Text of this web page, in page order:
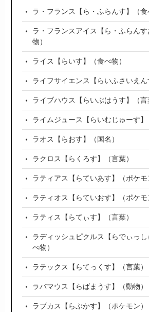
ラ・フランス【ら・ふらんす】（食
ラ・フランスアイス【ら・ふらん
物）
ライス【らいす】（食べ物）
ライフサイエンス【らいふさいえん
ライブハウス【らいぶはうす】（言
ライムジュース【らいむじゅーす】
ラオス【らおす】（国名）
ラクロス【らくろす】（言葉）
ラティアス【らていあす】（ポケモ
ラティオス【らていおす】（ポケモ
ラティス【らてぃす】（言葉）
ラディッシュピクルス【らでぃっ
べ物）
ラテックス【らてっくす】（言葉）
ラバマウス【らばまうす】（動物）
ラブカス【らぶかす】（ポケモン）